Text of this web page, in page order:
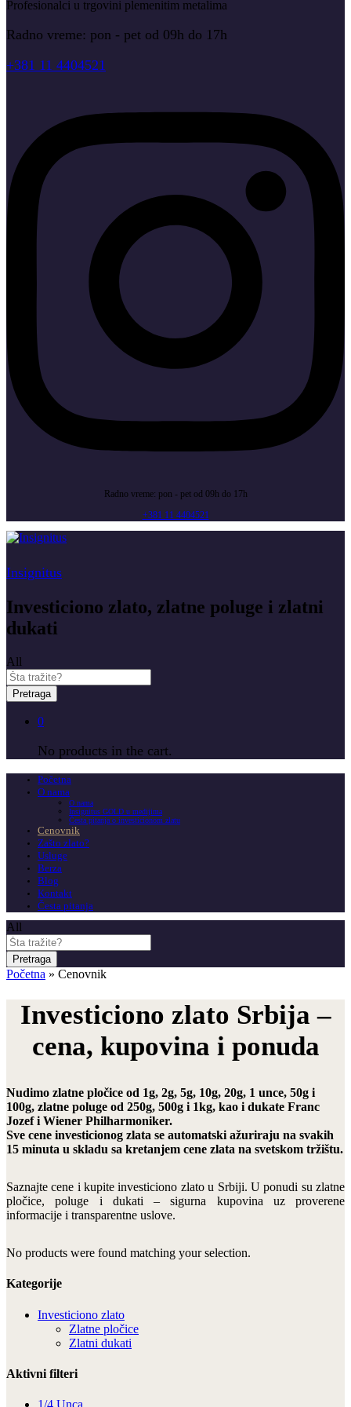
Profesionalci u trgovini plemenitim metalima
Radno vreme: pon - pet od 09h do 17h
+381 11 4404521
Radno vreme: pon - pet od 09h do 17h
+381 11 4404521
Insignitus
Investiciono zlato, zlatne poluge i zlatni
dukati
All
Pretraga
0
No products in the cart.
Početna
O nama
O nama
Insignitus GOLD u medijima
Česta pitanja o investicionom zlatu
Cenovnik
Zašto zlato?
Usluge
Berza
Blog
Kontakt
Česta pitanja
All
Pretraga
Početna » Cenovnik
Investiciono zlato Srbija –
cena, kupovina i ponuda
Nudimo zlatne pločice od 1g, 2g, 5g, 10g, 20g, 1 unce, 50g i
100g, zlatne poluge od 250g, 500g i 1kg, kao i dukate Franc
Jozef i Wiener Philharmoniker.
Sve cene investicionog zlata se automatski ažuriraju na svakih
15 minuta u skladu sa kretanjem cene zlata na svetskom tržištu.
Saznajte cene i kupite investiciono zlato u Srbiji. U ponudi su zlatne
pločice, poluge i dukati – sigurna kupovina uz proverene
informacije i transparentne uslove.
No products were found matching your selection.
Kategorije
Investiciono zlato
Zlatne pločice
Zlatni dukati
Aktivni filteri